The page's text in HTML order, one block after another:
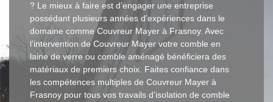
? Le mieux à faire est d’engager une entreprise
possédant plusieurs années d’expériences dans le
domaine comme Couvreur Mayer à Frasnoy. Avec
l’intervention de Couvreur Mayer votre comble en
laine de verre ou comble aménagé bénéficiera des
matériaux de premiers choix. Faites confiance dans
les compétences multiples de Couvreur Mayer à
Frasnoy pour tous vos travails d’isolation de comble